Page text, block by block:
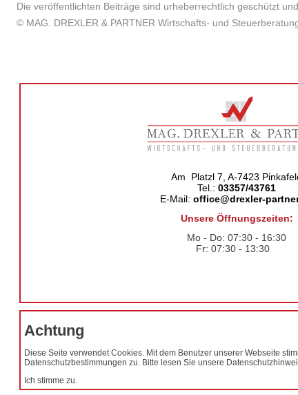
Die veröffentlichten Beiträge sind urheberrechtlich geschützt
© MAG. DREXLER & PARTNER Wirtschafts- und
Am Platzl 7, A-7423
Tel.:03357/43761
E-Mail:office@drexler-
Unsere Öffnungszeiten:
Mo - Do: 07:30 - 16:30
Fr: 07:30 - 13:30
Achtung
Diese Seite verwendet Cookies. Mit dem Benutzer unserer Webseite
Datenschutzbestimmungen zu. Bitte lesen Sie unsere
Ich stimme zu.